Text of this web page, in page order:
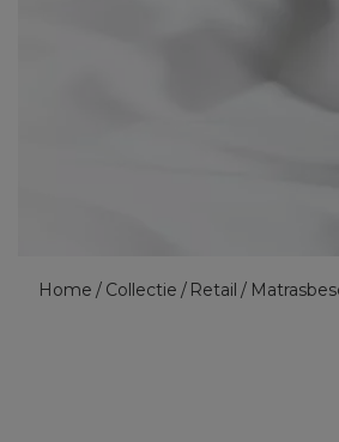
Home Collectie Retail